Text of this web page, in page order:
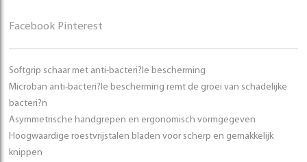
Facebook Pinterest
Softgrip schaar met anti-bacteri?le bescherming
Microban anti-bacteri?le bescherming remt de groei van schadelijke
bacteri?n
Asymmetrische handgrepen en ergonomisch vormgegeven
Hoogwaardige roestvrijstalen bladen voor scherp en gemakkelijk
knippen